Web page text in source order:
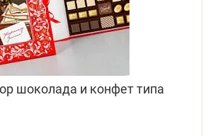
шоколада и конфет типа